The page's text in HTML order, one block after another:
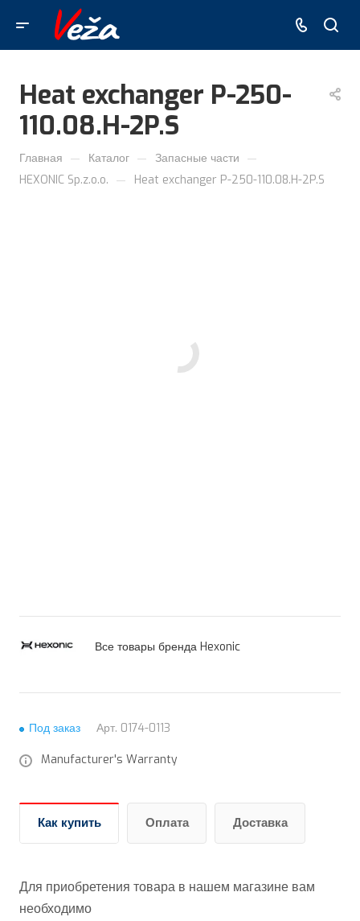
Heat exchanger P-250-
110.08.H-2P.S
Главная — Каталог — Запасные части —
HEXONIC Sp.z.o.o. — Heat exchanger P-250-110.08.H-2P.S
Все товары бренда Hexonic
Под заказ Арт. 0174-0113
Manufacturer's Warranty
Как купить Оплата Доставка
Для приобретения товара в нашем магазине вам
необходимо